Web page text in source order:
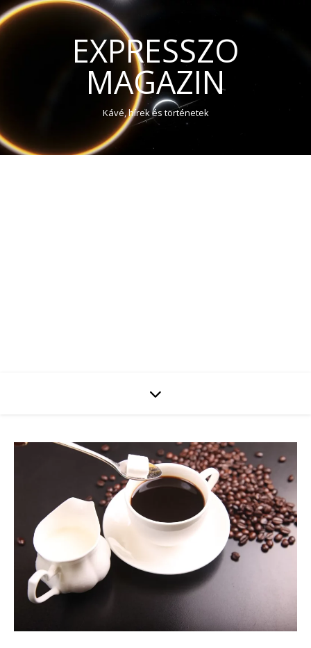
EXPRESSZO
MAGAZIN
Kávé, hírek és történetek